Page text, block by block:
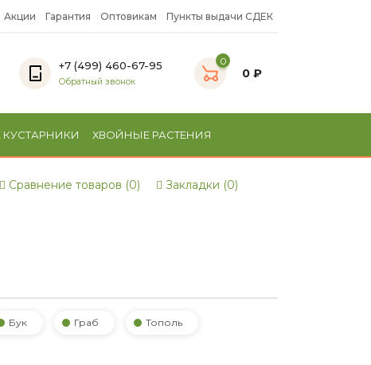
Акции Гарантия Оптовикам Пункты выдачи СДЕК
+7 (499) 460-67-95
Обратный звонок
0
0 ₽
ХВОЙНЫЕ РАСТЕНИЯ
Сравнение товаров (0) Закладки (0)
Бук Граб Тополь